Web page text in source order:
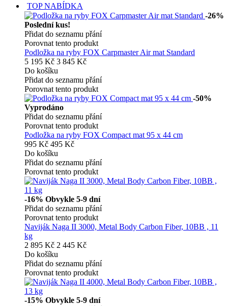
TOP NABÍDKA
-26%
Poslední kus!
Přidat do seznamu přání
Porovnat tento produkt
Podložka na ryby FOX Carpmaster Air mat Standard
5 195 Kč 3 845 Kč
Do košíku
Přidat do seznamu přání
Porovnat tento produkt
-50%
Vyprodáno
Přidat do seznamu přání
Porovnat tento produkt
Podložka na ryby FOX Compact mat 95 x 44 cm
995 Kč 495 Kč
Do košíku
Přidat do seznamu přání
Porovnat tento produkt
-16% Obvykle 5-9 dní
Přidat do seznamu přání
Porovnat tento produkt
Naviják Naga II 3000, Metal Body Carbon Fiber, 10BB , 11
kg
2 895 Kč 2 445 Kč
Do košíku
Přidat do seznamu přání
Porovnat tento produkt
-15% Obvykle 5-9 dní